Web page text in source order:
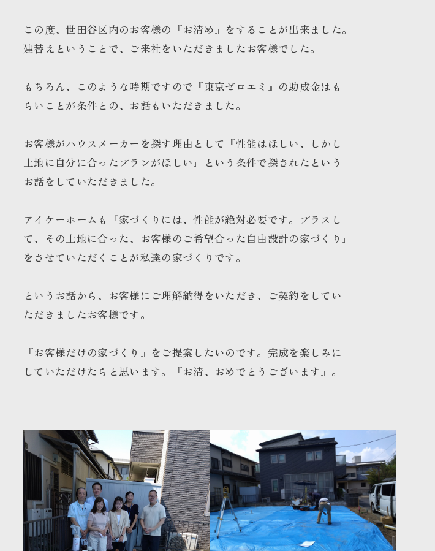
この度、世田谷区内のお客様の『お清め』をすることが出来ました。
建替えということで、ご来社をいただきましたお客様でした。
もちろん、このような時期ですので『東京ゼロエミ』の助成金はも
らいことが条件との、お話もいただきました。
お客様がハウスメーカーを探す理由として『性能はほしい、しかし
土地に自分に合ったプランがほしい』という条件で探されたという
お話をしていただきました。
アイケーホームも『家づくりには、性能が絶対必要です。プラスし
て、その土地に合った、お客様のご希望合った自由設計の家づくり』
をさせていただくことが私達の家づくりです。
というお話から、お客様にご理解納得をいただき、ご契約をしてい
ただきましたお客様です。
『お客様だけの家づくり』をご提案したいのです。完成を楽しみに
していただけたらと思います。『お清、おめでとうございます』。